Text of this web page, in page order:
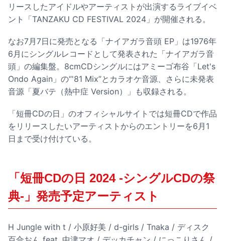
リースしたアイドルやアーティストが出演するライブイベ
ント「TANZAKU CD FESTIVAL 2024」が開催される。
なお7月7日に発売となる「ナイアガラ音頭 EP」は1976年
6月にシングルレコードとして発表された「ナイアガラ音
頭」の編集盤。8cmCDシングルにはアミーゴ布谷「Let's
Ondo Again」の“'81 Mix”とカラオケ音源、さらに未発表
音源「夏バテ（熱中症 Version）」も収録される。
「短冊CDの日」のオフィシャルサイトでは短冊CDで作品
をリリースしたいアーティストからのエントリーを6月1
日まで受け付けている。
「短冊CDの日 2024 -シングルCDの祭
典-」発売予定アーティスト
H Jungle with t / 小原好美 / d-girls / Tnaka / ディスク